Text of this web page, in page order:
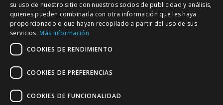
VALLADOLID DEPORTIVO
Tu información deportiva vallisoletana
su uso de nuestro sitio con nuestros socios de publicidad y análisis,
quienes pueden combinarla con otra información que les haya
proporcionado o que hayan recopilado a partir del uso de sus
servicios. Más información
COOKIES DE RENDIMIENTO
COOKIES DE PREFERENCIAS
COOKIES DE FUNCIONALIDAD